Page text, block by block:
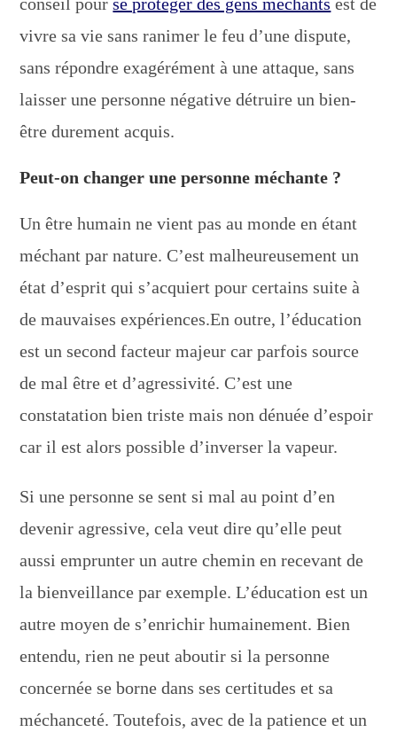
vivre sa vie sans ranimer le feu d’une dispute,
sans répondre exagérément à une attaque, sans
laisser une personne négative détruire un bien-
être durement acquis.
Peut-on changer une personne méchante ?
Un être humain ne vient pas au monde en étant
méchant par nature. C’est malheureusement un
état d’esprit qui s’acquiert pour certains suite à
de mauvaises expériences.En outre, l’éducation
est un second facteur majeur car parfois source
de mal être et d’agressivité. C’est une
constatation bien triste mais non dénuée d’espoir
car il est alors possible d’inverser la vapeur.
Si une personne se sent si mal au point d’en
devenir agressive, cela veut dire qu’elle peut
aussi emprunter un autre chemin en recevant de
la bienveillance par exemple. L’éducation est un
autre moyen de s’enrichir humainement. Bien
entendu, rien ne peut aboutir si la personne
concernée se borne dans ses certitudes et sa
méchanceté. Toutefois, avec de la patience et un